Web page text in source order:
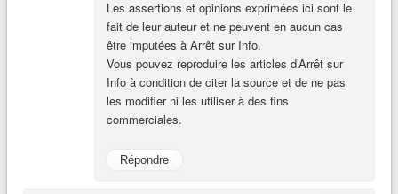
Les assertions et opinions exprimées ici sont le
fait de leur auteur et ne peuvent en aucun cas
être imputées à Arrêt sur Info.
Vous pouvez reproduire les articles d’Arrêt sur
Info à condition de citer la source et de ne pas
les modifier ni les utiliser à des fins
commerciales.
Répondre